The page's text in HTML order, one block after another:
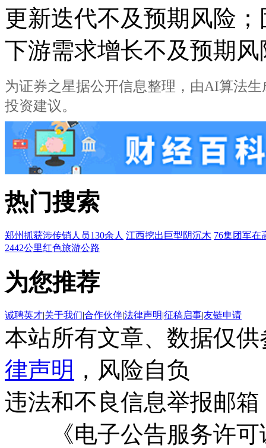
更新迭代不及预期风险
下游需求增长不及预期风
为证券之星据公开信息整理，由AI算法生
投资建议。
热门搜索
郑州抓获涉传销人员130余人 江西挖出巨型阴沉木 76集团军在
2442公里红色旅游公路
为您推荐
诚聘英才|关于我们|合作伙伴|法律声明|征稿启事|友链申请
本站所有文章、数据仅
律声明 ，风险自负
违法和不良信息举报邮箱
《电子公告服务许可